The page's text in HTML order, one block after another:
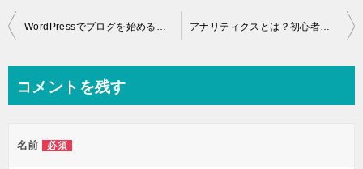
投
ビ
ー
コメントを残す
名前 必須